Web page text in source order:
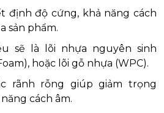
định độ cứng, khả năng cách
sản phẩm.
sẽ là lõi nhựa nguyên sinh
hoặc lõi gỗ nhựa (WPC).
rãnh rỗng giúp giảm trọng
cách âm.